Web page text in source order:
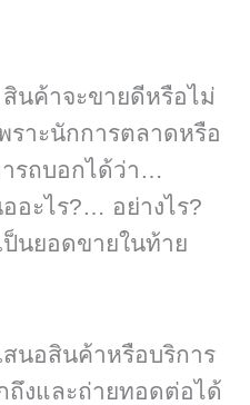
นค้าจะขายดีหรือไม่
ราะนักการตลาดหรือ
รถบอกได้ว่า…
อะไร?… อย่างไร?
ป็นยอดขายในท้าย
นอสินค้าหรือบริการ
ถึงและถ่ายทอดต่อได้